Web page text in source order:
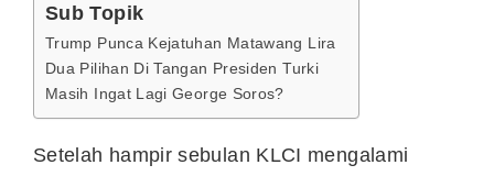
Sub Topik
Trump Punca Kejatuhan Matawang Lira
Dua Pilihan Di Tangan Presiden Turki
Masih Ingat Lagi George Soros?
Setelah hampir sebulan KLCI mengalami